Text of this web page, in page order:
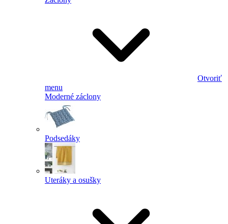
Otvoriť
menu
Moderné záclony
Podsedáky
Uteráky a osušky